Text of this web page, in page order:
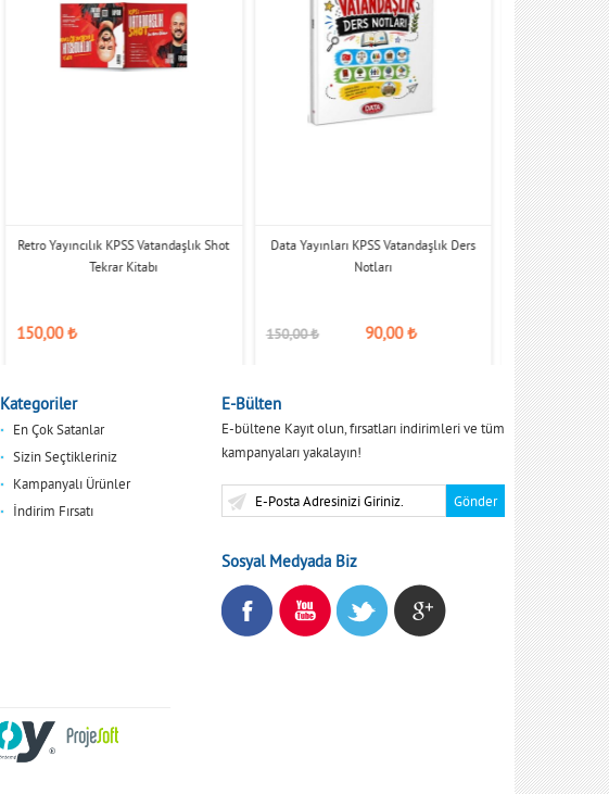
Retro Yayıncılık KPSS Vatandaşlık Shot
Tekrar Kitabı
150,00₺
Data Yayınları KPSS Vatandaşlık Ders
Notları
150,00₺ 90,00₺
GYSAkademi
Vatandaşlık
150,00₺
Kategoriler
En Çok Satanlar
Sizin Seçtikleriniz
Kampanyalı Ürünler
İndirim Fırsatı
E-Bülten
E-bültene Kayıt olun, fırsatları indirimleri ve tüm
kampanyaları yakalayın!
Sosyal Medyada Biz